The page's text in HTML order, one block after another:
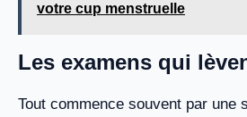
votre cup menstruelle
Les examens qui
Tout commence souvent par une